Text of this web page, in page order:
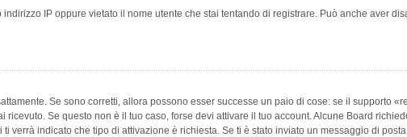
IP oppure vietato il nome utente che stai tentando di registrare. Può anche aver
Se sono corretti, allora possono esser successe un paio di cose: se il supporto
Se questo non è il tuo caso, forse devi attivare il tuo account. Alcune Board
verrà indicato che tipo di attivazione è richiesta. Se ti è stato inviato un messaggio di